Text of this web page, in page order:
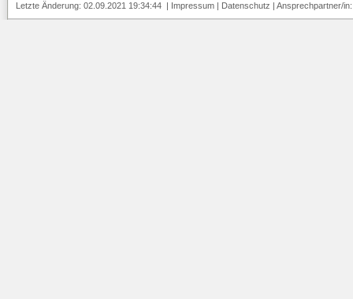
Letzte Änderung: 02.09.2021 19:34:44 | Impressum | Datenschutz | Ansprechpartner/